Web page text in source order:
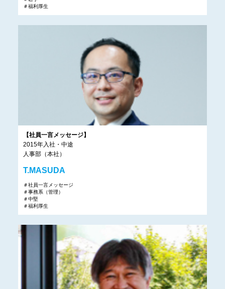
＃福利厚生
【社員一言メッセージ】
2015年入社・中途
人事部（本社）
T.MASUDA
＃社員一言メッセージ
＃事務系（管理）
＃中堅
＃福利厚生